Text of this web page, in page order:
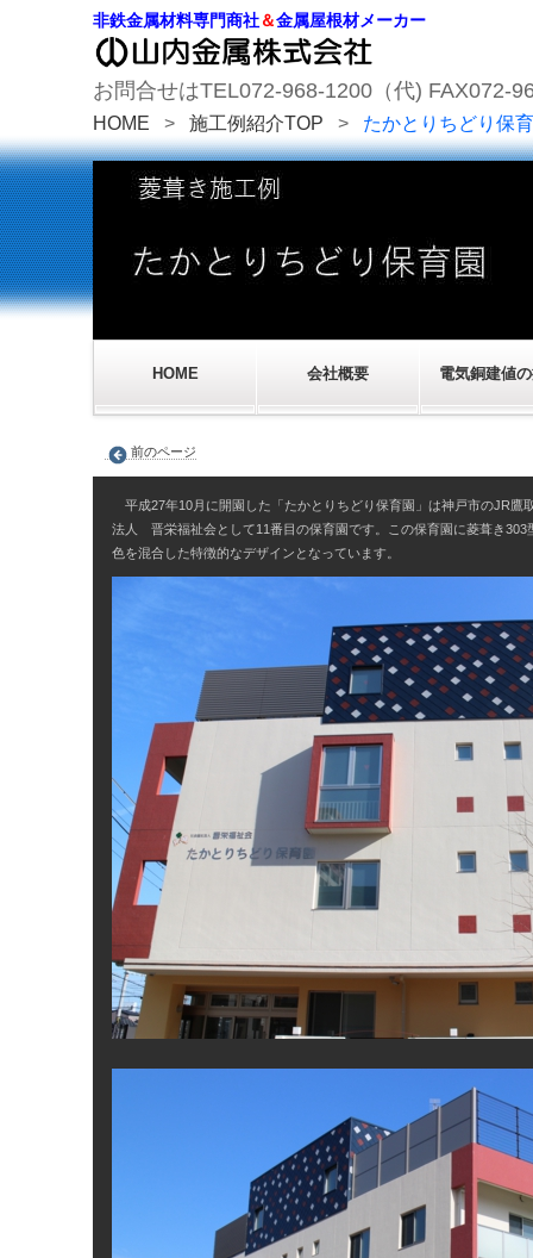
非鉄金属材料専門商社＆金属屋根材メーカー
お問合せはTEL072-968-1200（代) FAX072-
HOME > 施工例紹介TOP > たかとりちどり保
HOME 会社概要 電気銅建値
前のページ
平成27年10月に開園した「たかとりちどり保育園」は神戸市のJR鷹
法人 晋栄福祉会として11番目の保育園です。この保育園に菱葺き303
色を混合した特徴的なデザインとなっています。